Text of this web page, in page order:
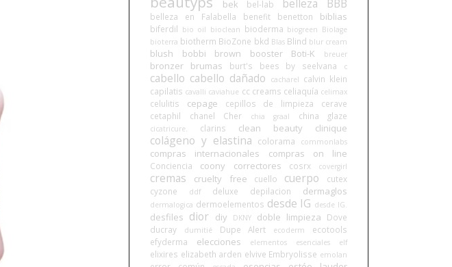
bek bel-lab belleza BBB
belleza en Falabella benefit benetton biblias
biferdil bio oil bioclean bioderma biogreen Biolage
bioterra biotherm BioZone bkd Blas Blind blur cream
blush bobbi brown booster Boti-K breuer
bronzer brumas burt's bees by seelvana c
cabello cabello dañado cacharel calvin klein
capilatis cavalli caviahue cc creams celiaquía celimax
celulitis cepage cepillos de limpieza
cerave
cetaphil
chanel Cher chia graal china glaze
cicatricure. clarins clean beauty clinique
colágeno y elastina colorama commonlabs
compras internacionales compras on line
Conciencia coony correctores cosrx covergirl
cremas cruelty free cuello cuerpo
cutex
cyzone
ddf deluxe depilacion dermaglos
dermalogica dermoelementos desde IG desde IG.
desfiles dior diy DKNY doble limpieza
Dove
ducray
dumitié Dupe Alert ecoderm
ecotools
efyderma
elecciones elementos esenciales elf
elixires elizabeth arden elvive Embryolisse emolan